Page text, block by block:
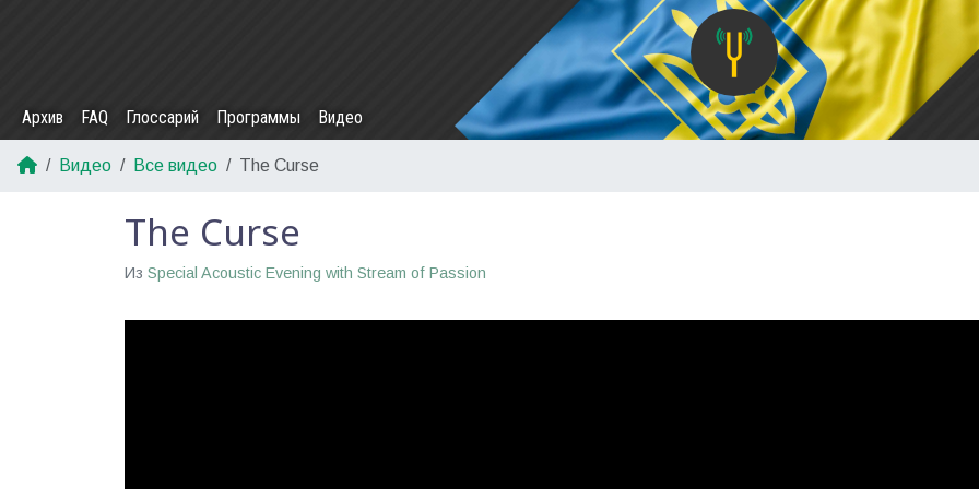
Архив FAQ Глоссарий Программы Видео
Видео Все видео The Curse
The Curse
Из Special Acoustic Evening with Stream of Passion